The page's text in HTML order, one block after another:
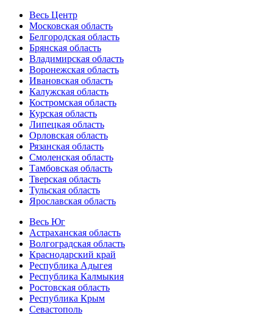
Весь Центр
Московская область
Белгородская область
Брянская область
Владимирская область
Воронежская область
Ивановская область
Калужская область
Костромская область
Курская область
Липецкая область
Орловская область
Рязанская область
Смоленская область
Тамбовская область
Тверская область
Тульская область
Ярославская область
Весь Юг
Астраханская область
Волгоградская область
Краснодарский край
Республика Адыгея
Республика Калмыкия
Ростовская область
Республика Крым
Севастополь